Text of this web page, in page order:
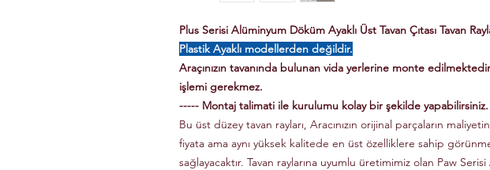
Plus Serisi Alüminyum Döküm Ayaklı Üst Tavan Çıtası Tavan
Plastik Ayaklı modellerden değildir.
Araçınızın tavanında bulunan vida yerlerine monte
işlemi gerekmez.
----- Montaj talimati ile kurulumu kolay bir şekilde
Bu üst düzey tavan rayları, Aracınızın orijinal parçaların
fiyata ama aynı yüksek kalitede en üst özelliklere sahip
sağlayacaktır. Tavan raylarına uyumlu üretimimiz olan Paw